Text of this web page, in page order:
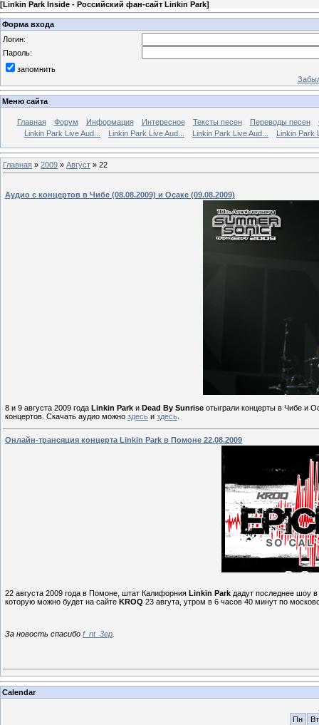
[Linkin Park Inside - Российский фан-сайт Linkin Park]
Форма входа
Логин:
Пароль:
запомнить
Меню сайта
Главная Форум Информация Интересное Тексты песен Переводы песен
Linkin Park Live Aud...
Linkin Park Live Aud... Linkin Park Live Aud... Linkin Park
Главная » 2009 » Август » 22
Аудио с концертов в Чибе (08.08.2009) и Осаке (09.08.2009)
8 и 9 августа 2009 года Linkin Park и Dead By Sunrise отыграли концерты в Чибе и
концертов. Скачать аудио можно здесь и здесь
Онлайн-трансяция концерта Linkin Park в Помоне 22.08.2009
22 августа 2009 года в Помоне, штат Калифорния Linkin Park дадут последнее шоу
которую можно будет на сайте KROQ 23 авгута, утром в 6 часов 40 минут по
За новость спасибо f_nt_3ep
Calendar
Пн
Вт